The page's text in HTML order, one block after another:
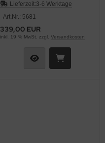
Lieferzeit:3-6 Werktage
Art.Nr.: 5681
339,00 EUR
inkl. 19 % MwSt. zzgl. Versandkosten